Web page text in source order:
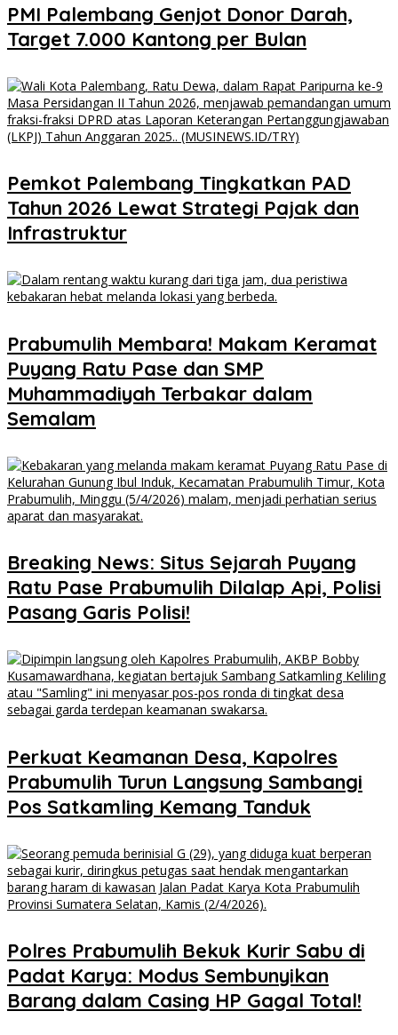
PMI Palembang Genjot Donor Darah,
Target 7.000 Kantong per Bulan
Pemkot Palembang Tingkatkan PAD
Tahun 2026 Lewat Strategi Pajak dan
Infrastruktur
Prabumulih Membara! Makam Keramat
Puyang Ratu Pase dan SMP
Muhammadiyah Terbakar dalam
Semalam
Breaking News: Situs Sejarah Puyang
Ratu Pase Prabumulih Dilalap Api, Polisi
Pasang Garis Polisi!
Perkuat Keamanan Desa, Kapolres
Prabumulih Turun Langsung Sambangi
Pos Satkamling Kemang Tanduk
Polres Prabumulih Bekuk Kurir Sabu di
Padat Karya: Modus Sembunyikan
Barang dalam Casing HP Gagal Total!